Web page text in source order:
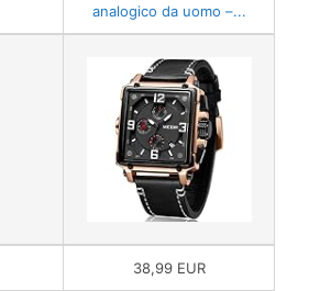
analogico da uomo –...
38,99 EUR